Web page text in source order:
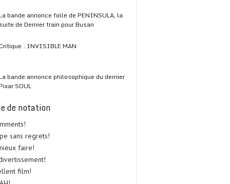
bande annonce folle de PENINSULA, la
suite de Dernier train pour Busan
: INVISIBLE MAN
bande annonce philosophique du dernier
SOUL
de notation
sans regrets!
faire!
film!